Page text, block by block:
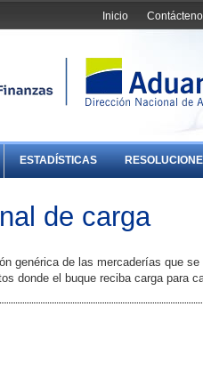
Inicio
ESTADÍSTICAS
de carga
genérica de las mercaderías que
donde el buque reciba carga para